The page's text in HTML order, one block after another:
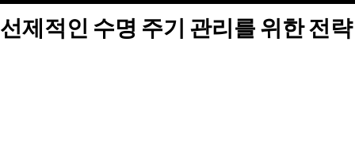
선제적인 수명 주기 관리를 위한 전략